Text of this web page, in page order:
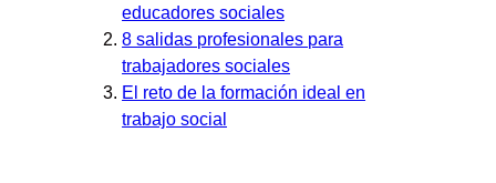
educadores sociales
8 salidas profesionales para
trabajadores sociales
El reto de la formación ideal en
trabajo social